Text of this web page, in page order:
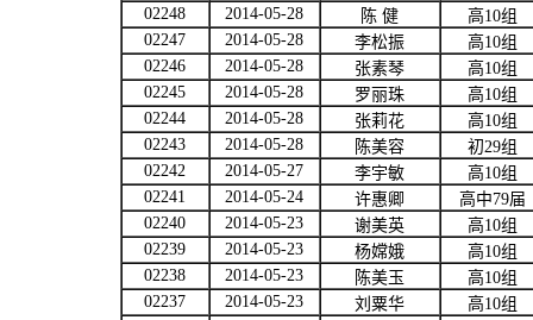
02248
2014-05-28 陈 健 高10组
02247
2014-05-28 李松振 高10组
02246
2014-05-28 张素琴 高10组
02245
2014-05-28 罗丽珠 高10组
02244
2014-05-28 张莉花 高10组
02243
2014-05-28 陈美容 初29组
02242
2014-05-27 李宇敏 高10组
02241
2014-05-24 许惠卿 高中79届
02240
2014-05-23 谢美英 高10组
02239
2014-05-23 杨嫦娥 高10组
02238
2014-05-23 陈美玉 高10组
02237
2014-05-23 刘粟华 高10组